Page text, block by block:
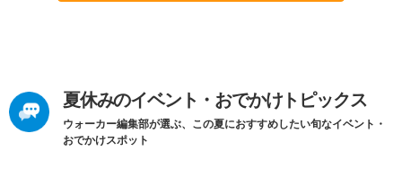
夏休みのイベント・おでかけトピックス
ウォーカー編集部が選ぶ、この夏におすすめしたい旬なイベント・
おでかけスポット